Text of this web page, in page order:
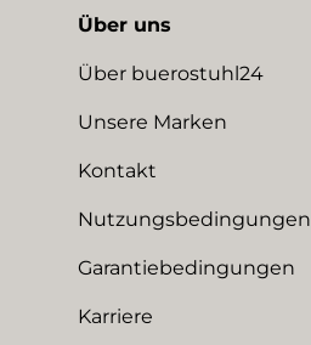
Über uns
Über buerostuhl24
Unsere Marken
Kontakt
Nutzungsbedingungen
Garantiebedingungen
Karriere